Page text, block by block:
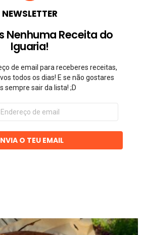
NEWSLETTER
Nenhuma Receita do
Iguaria!
de email para receberes receitas,
todos os dias! E se não gostares
sempre sair da lista! ;D
O TEU EMAIL